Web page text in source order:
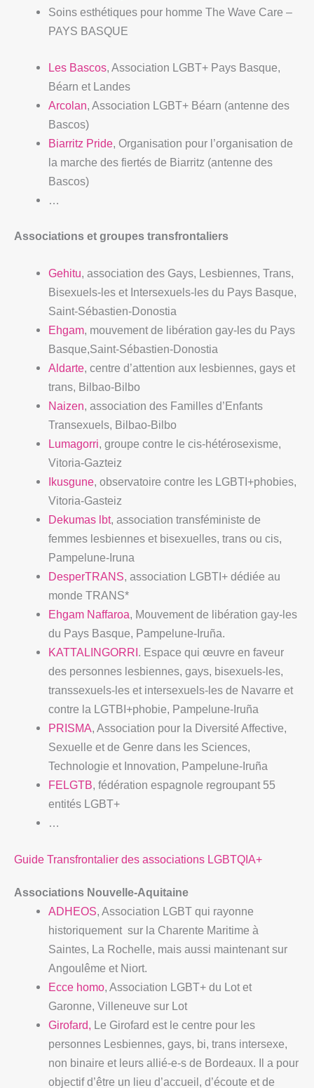
Soins esthétiques pour homme The Wave Care –
PAYS BASQUE
Les Bascos , Association LGBT+ Pays Basque,
Béarn et Landes
Arcolan , Association LGBT+ Béarn (antenne des
Bascos)
Biarritz Pride , Organisation pour l’organisation de
la marche des fiertés de Biarritz (antenne des
Bascos)
Associations et groupes transfrontaliers
Gehitu, association des Gays, Lesbiennes, Trans,
Bisexuels-les et Intersexuels-les du Pays Basque,
Saint-Sébastien-Donostia
Ehgam, mouvement de libération gay-les du Pays
Basque,Saint-Sébastien-Donostia
Aldarte, centre d’attention aux lesbiennes, gays et
trans, Bilbao-Bilbo
Naizen, association des Familles d’Enfants
Transexuels, Bilbao-Bilbo
Lumagorri, groupe contre le cis-hétérosexisme,
Vitoria-Gazteiz
Ikusgune, observatoire contre les LGBTI+phobies,
Vitoria-Gasteiz
Dekumas lbt, association transféministe de
femmes lesbiennes et bisexuelles, trans ou cis,
Pampelune-Iruna
DesperTRANS, association LGBTI+ dédiée au
monde TRANS*
Ehgam Naffaroa, Mouvement de libération gay-les
du Pays Basque, Pampelune-Iruña.
KATTALINGORRI . Espace qui œuvre en faveur
des personnes lesbiennes, gays, bisexuels-les,
transsexuels-les et intersexuels-les de Navarre et
contre la LGTBI+phobie, Pampelune-Iruña
PRISMA, Association pour la Diversité Affective,
Sexuelle et de Genre dans les Sciences,
Technologie et Innovation, Pampelune-Iruña
FELGTB, fédération espagnole regroupant 55
entités LGBT+
…
Guide Transfrontalier des associations LGBTQIA+
Associations Nouvelle-Aquitaine
ADHEOS, Association LGBT qui rayonne
historiquement sur la Charente Maritime à
Saintes, La Rochelle, mais aussi maintenant sur
Angoulême et Niort.
Ecce homo, Association LGBT+ du Lot et
Garonne, Villeneuve sur Lot
Girofard, Le Girofard est le centre pour les
personnes Lesbiennes, gays, bi, trans intersexe,
non binaire et leurs allié-e-s de Bordeaux. Il a pour
objectif d’être un lieu d’accueil, d’écoute et de